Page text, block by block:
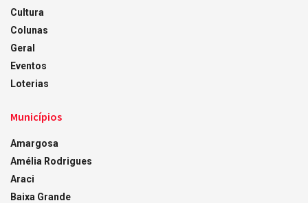
Cultura
Colunas
Geral
Eventos
Loterias
Municípios
Amargosa
Amélia Rodrigues
Araci
Baixa Grande